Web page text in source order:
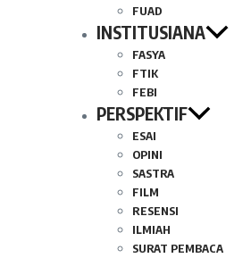
FUAD
INSTITUSIANA
FASYA
FTIK
FEBI
PERSPEKTIF
ESAI
OPINI
SASTRA
FILM
RESENSI
ILMIAH
SURAT PEMBACA